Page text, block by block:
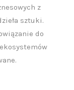
z
sztuki.
do